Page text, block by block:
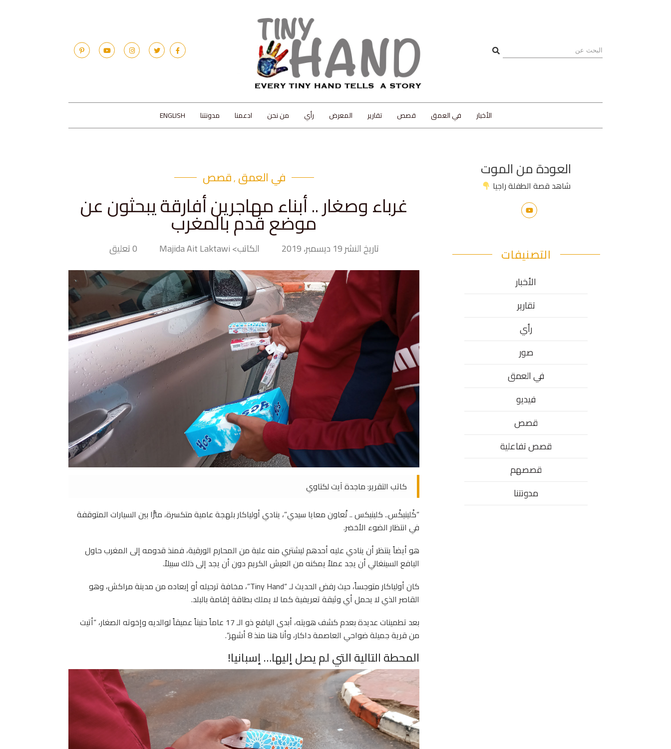
الأخبار في العمق قصص تقارير المعرض رأي من نحن ادعمنا مدونتنا ENGLISH
في العمق ,قصص
غرباء وصغار .. أبناء مهاجرين أفارقة يبحثون عن
موضع قدم بالمغرب
تاريخ النشر 19 ديسمبر، 2019 الكاتب> Majida Ait Laktawi 0 تعليق
كاتب التقرير: ماجدة آيت لكتاوي
“كْلينيكْس.. كلينيكس .. تْعاون معايا سيدي”، ينادي أولياكار بلهجة عامية متكسرة، مارًّا بين السيارات المتوقفة
في انتظار الضوء الأخضر.
هو أيضاً ينتظر أن ينادي عليه أحدهم ليشتري منه علبة من المحارم الورقية، فمنذ قدومه إلى المغرب حاول
اليافع السينغالي أن يجد عملاً يمكنه من العيش الكريم دون أن يجد إلى ذلك سبيلاً.
كان أولياكار متوجساً، حيث رفض الحديث لـ “Tiny Hand”، مخافة ترحيله أو إبعاده من مدينة مراكش، وهو
القاصر الذي لا يحمل أي وثيقة تعريفية كما لا يملك بطاقة إقامة بالبلد.
بعد تطمينات عديدة بعدم كشف هويته، أبدى اليافع ذو الـ 17 عاماً حنيناً عميقاً لوالديه وإخوته الصغار، “أتيت
من قرية جميلة ضواحي العاصمة داكار، وأنا هنا منذ 8 أشهر”.
المحطة التالية التي لم يصل إليها… إسبانيا!
العودة من الموت
شاهد قصة الطفلة راجيا
التصنيفات
الأخبار
تقارير
رأي
صور
في العمق
فيديو
قصص
قصص تفاعلية
قصصهم
مدونتنا